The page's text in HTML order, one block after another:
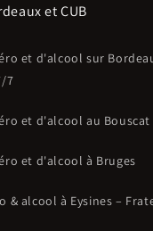
et CUB
et d'alcool sur
7
et d'alcool au Bouscat
et d'alcool à Bruges
& alcool à Eysines –